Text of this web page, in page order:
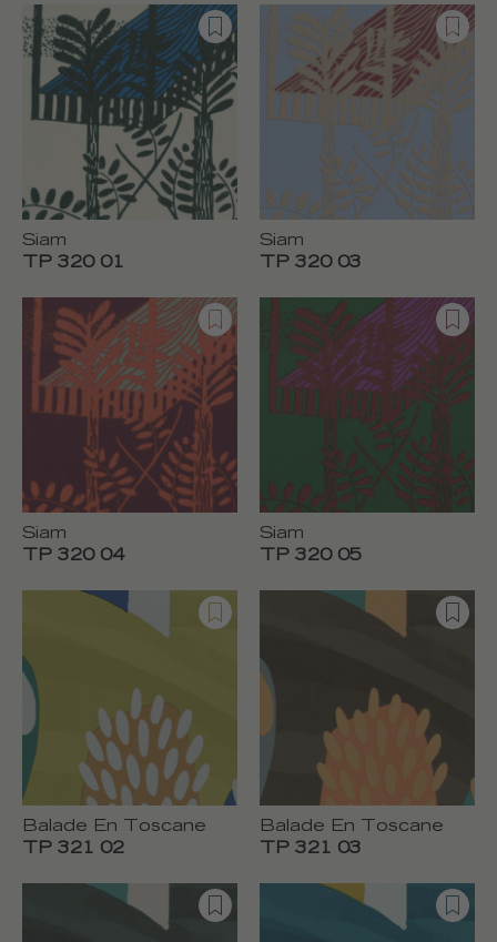
Siam
TP 320 01
Siam
TP 320 03
Siam
TP 320 04
Siam
TP 320 05
Balade En Toscane
TP 321 02
Balade En Toscane
TP 321 03